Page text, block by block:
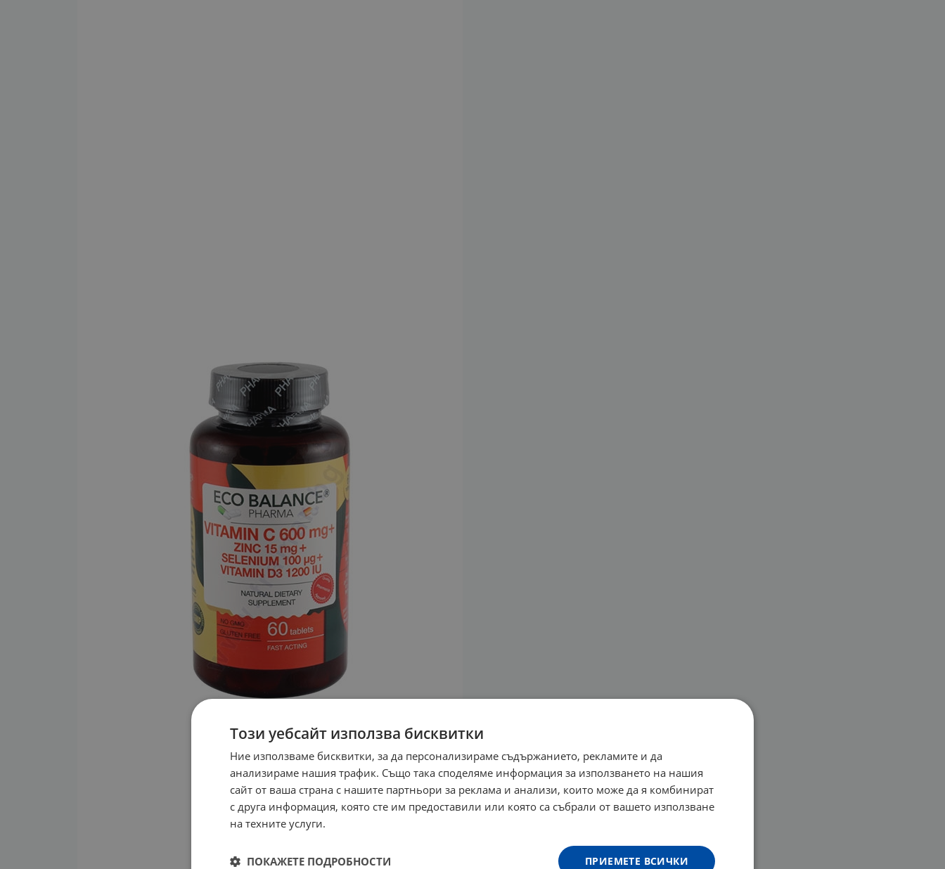
Този уебсайт използва бисквитки
Ние използваме бисквитки, за да персонализираме съдържанието, рекламите и да
анализираме нашия трафик. Също така споделяме информация за използването на нашия
сайт от ваша страна с нашите партньори за реклама и анализи, които може да я комбинират
с друга информация, която сте им предоставили или която са събрали от вашето използване
на техните услуги.
ПРИЕМЕТЕ ВСИЧКИ
ПОКАЖЕТЕ ПОДРОБНОСТИ